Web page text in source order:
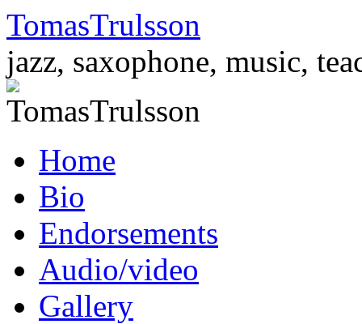
TomasTrulsson
jazz, saxophone, music,
to
contentHome
Bio
Endorsements
Audio/video
Gallery